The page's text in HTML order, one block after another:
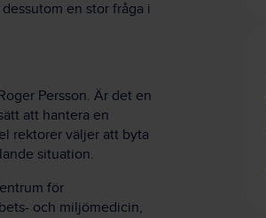
en stor fråga i
Persson. Är det en
att hantera en
rektorer väljer att byta
situation.
för
och miljömedicin,